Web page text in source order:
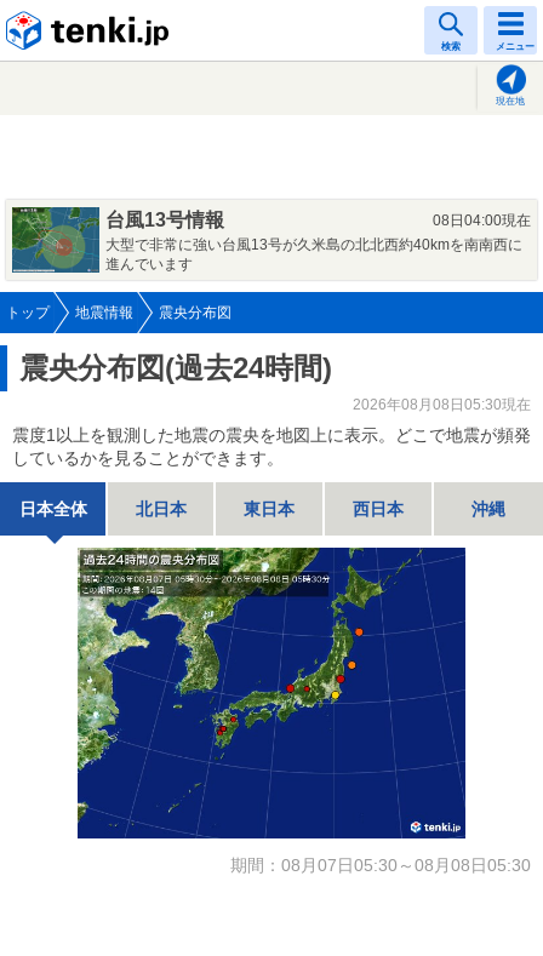
検索 メニュー
現在地
台風13号情報
08日04:00現在
大型で非常に強い台風13号が久米島の北北西約40kmを南南西に
進んでいます
トップ 地震情報 震央分布図
震央分布図(過去24時間)
2026年08月08日05:30現在
震度1以上を観測した地震の震央を地図上に表示。どこで地震が頻発
しているかを見ることができます。
日本全体 北日本 東日本 西日本 沖縄
期間：08月07日05:30～08月08日05:30